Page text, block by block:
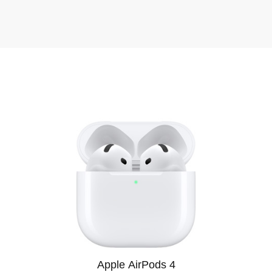
кредитования с простым оформлением. Оформить
ваше доверие и стремимся предложить лучший сервис.
через наш сайт и получайте качественный продукт с
максимально прозрачны, чтобы вы могли принимать
Apple AirPods 4